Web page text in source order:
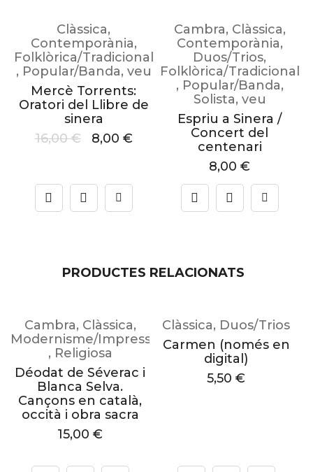
Clàssica,
Contemporània,
Folklòrica/Tradicional
, Popular/Banda, veu
Mercè Torrents:
Oratori del Llibre de
sinera
16,00€ 8,00 €
Cambra, Clàssica,
Contemporània,
Duos/Trios,
Folklòrica/Tradicional
, Popular/Banda,
Solista, veu
Espriu a Sinera /
Concert del
centenari
8,00 €
PRODUCTES RELACIONATS
Cambra, Clàssica,
Modernisme/Impressionisme
, Religiosa
Déodat de Séverac i
Blanca Selva.
Cançons en català,
occità i obra sacra
15,00 €
Clàssica, Duos/Trios
Carmen (només en
digital)
5,50 €